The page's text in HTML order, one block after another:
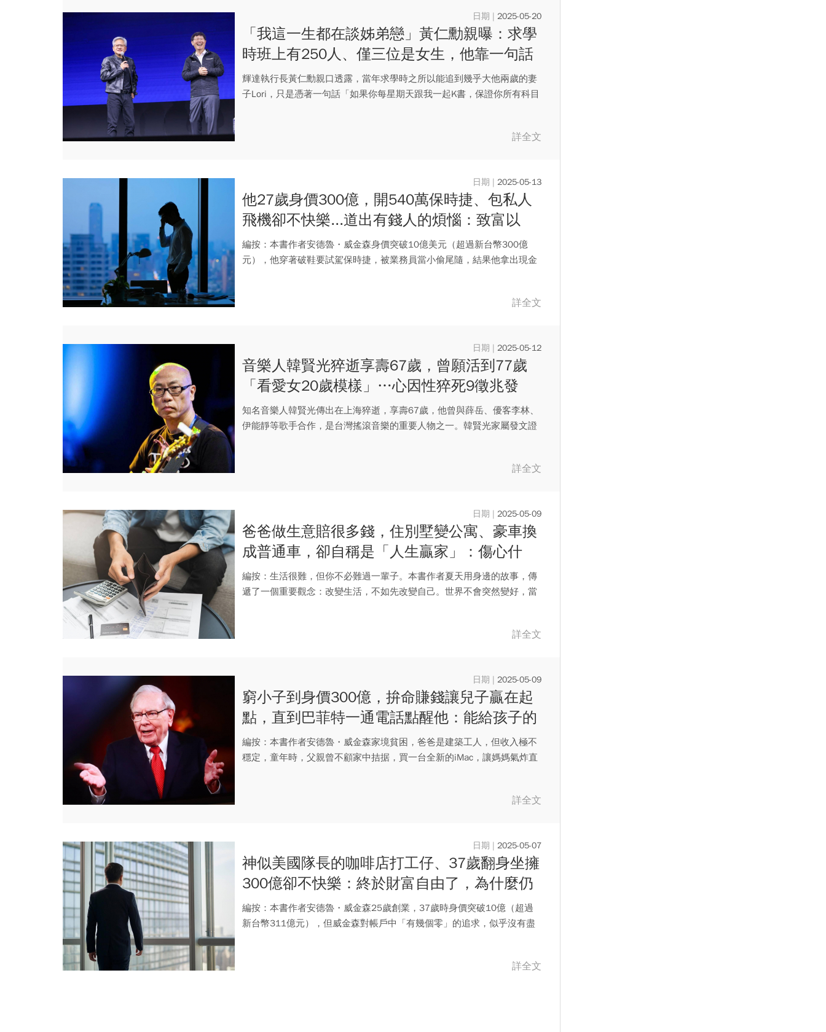
2025-05-20
「我這一生都在談姊弟戀」黃仁勳親曝：求學
時班上有250人、僅三位是女生，他靠一句話
擄獲芳心
輝達執行長黃仁勳親口透露，當年求學時之所以能追到幾乎大他兩歲的妻
子Lori，只是憑著一句話「如果你每星期天跟我一起K書，保證你所有科目
詳全文
2025-05-13
他27歲身價300億，開540萬保時捷、包私人
飛機卻不快樂...道出有錢人的煩惱：致富以
後，朋友只剩酸言酸語
編按：本書作者安德魯・威金森身價突破10億美元（超過新台幣300億
元），他穿著破鞋要試駕保時捷，被業務員當小偷尾隨，結果他拿出現金
詳全文
2025-05-12
音樂人韓賢光猝逝享壽67歲，曾願活到77歲
「看愛女20歲模樣」…心因性猝死9徵兆發
生，要立刻搶命
知名音樂人韓賢光傳出在上海猝逝，享壽67歲，他曾與薛岳、優客李林、
伊能靜等歌手合作，是台灣搖滾音樂的重要人物之一。韓賢光家屬發文證
詳全文
2025-05-09
爸爸做生意賠很多錢，住別墅變公寓、豪車換
成普通車，卻自稱是「人生贏家」：傷心什
麼？人生最珍貴的不是錢
編按：生活很難，但你不必難過一輩子。本書作者夏天用身邊的故事，傳
遞了一個重要觀念：改變生活，不如先改變自己。世界不會突然變好，當
詳全文
2025-05-09
窮小子到身價300億，拚命賺錢讓兒子贏在起
點，直到巴菲特一通電話點醒他：能給孩子的
不只是錢
編按：本書作者安德魯・威金森家境貧困，爸爸是建築工人，但收入極不
穩定，童年時，父親曾不顧家中拮据，買一台全新的iMac，讓媽媽氣炸直
詳全文
2025-05-07
神似美國隊長的咖啡店打工仔、37歲翻身坐擁
300億卻不快樂：終於財富自由了，為什麼仍
停不下來？
編按：本書作者安德魯・威金森25歲創業，37歲時身價突破10億（超過
新台幣311億元），但威金森對帳戶中「有幾個零」的追求，似乎沒有盡
詳全文